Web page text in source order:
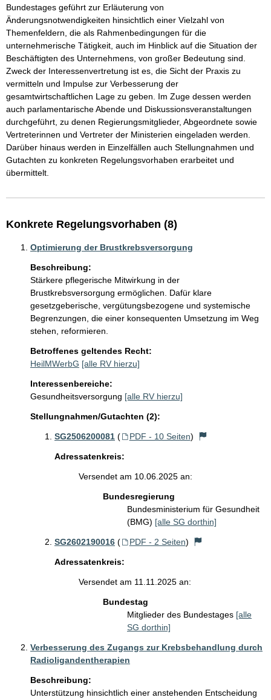
Bundestages geführt zur Erläuterung von
Änderungsnotwendigkeiten hinsichtlich einer Vielzahl von
Themenfeldern, die als Rahmenbedingungen für die
unternehmerische Tätigkeit, auch im Hinblick auf die Situation der
Beschäftigten des Unternehmens, von großer Bedeutung sind.
Zweck der Interessenvertretung ist es, die Sicht der Praxis zu
vermitteln und Impulse zur Verbesserung der
gesamtwirtschaftlichen Lage zu geben. Im Zuge dessen werden
auch parlamentarische Abende und Diskussionsveranstaltungen
durchgeführt, zu denen Regierungsmitglieder, Abgeordnete sowie
Vertreterinnen und Vertreter der Ministerien eingeladen werden.
Darüber hinaus werden in Einzelfällen auch Stellungnahmen und
Gutachten zu konkreten Regelungsvorhaben erarbeitet und
übermittelt.
Konkrete Regelungsvorhaben (8)
Optimierung der Brustkrebsversorgung
Beschreibung:
Stärkere pflegerische Mitwirkung in der
Brustkrebsversorgung ermöglichen. Dafür klare
gesetzgeberische, vergütungsbezogene und systemische
Begrenzungen, die einer konsequenten Umsetzung im Weg
stehen, reformieren.
Betroffenes geltendes Recht:
HeilMWerbG [alle RV hierzu]
Interessenbereiche:
Gesundheitsversorgung [alle RV hierzu]
Stellungnahmen/Gutachten (2):
SG2506200081 ( PDF - 10 Seiten)
Adressatenkreis:
Versendet am 10.06.2025 an:
Bundesregierung
Bundesministerium für Gesundheit
(BMG) [alle SG dorthin]
SG2602190016 ( PDF - 2 Seiten)
Adressatenkreis:
Versendet am 11.11.2025 an:
Bundestag
Mitglieder des Bundestages [alle
SG dorthin]
Verbesserung des Zugangs zur Krebsbehandlung durch
Radioligandentherapien
Beschreibung:
Unterstützung hinsichtlich einer anstehenden Entscheidung